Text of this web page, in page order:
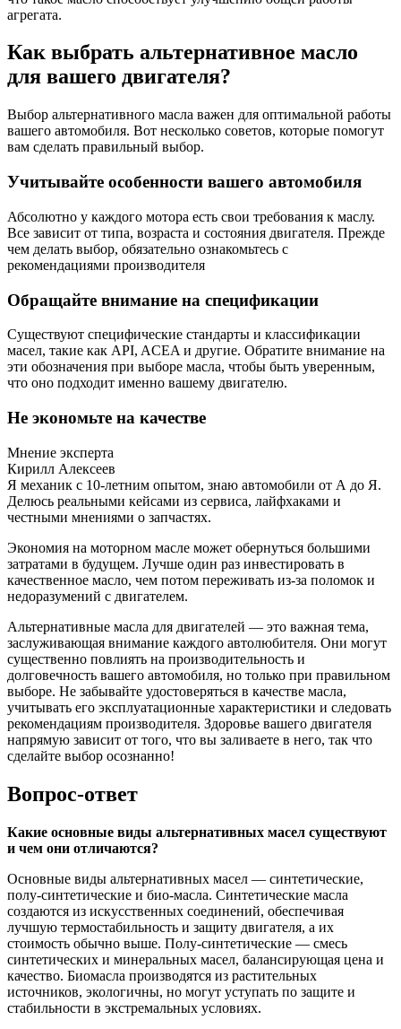
агрегата.
Как выбрать альтернативное масло
для вашего двигателя?
Выбор альтернативного масла важен для оптимальной работы
вашего автомобиля. Вот несколько советов, которые помогут
вам сделать правильный выбор.
Учитывайте особенности вашего автомобиля
Абсолютно у каждого мотора есть свои требования к маслу.
Все зависит от типа, возраста и состояния двигателя. Прежде
чем делать выбор, обязательно ознакомьтесь с
рекомендациями производителя
Обращайте внимание на спецификации
Существуют специфические стандарты и классификации
масел, такие как API, ACEA и другие. Обратите внимание на
эти обозначения при выборе масла, чтобы быть уверенным,
что оно подходит именно вашему двигателю.
Не экономьте на качестве
Мнение эксперта
Кирилл Алексеев
Я механик с 10-летним опытом, знаю автомобили от А до Я.
Делюсь реальными кейсами из сервиса, лайфхаками и
честными мнениями о запчастях.
Экономия на моторном масле может обернуться большими
затратами в будущем. Лучше один раз инвестировать в
качественное масло, чем потом переживать из-за поломок и
недоразумений с двигателем.
Альтернативные масла для двигателей — это важная тема,
заслуживающая внимание каждого автолюбителя. Они могут
существенно повлиять на производительность и
долговечность вашего автомобиля, но только при правильном
выборе. Не забывайте удостоверяться в качестве масла,
учитывать его эксплуатационные характеристики и следовать
рекомендациям производителя. Здоровье вашего двигателя
напрямую зависит от того, что вы заливаете в него, так что
сделайте выбор осознанно!
Вопрос-ответ
Какие основные виды альтернативных масел существуют
и чем они отличаются?
Основные виды альтернативных масел — синтетические,
полу-синтетические и био-масла. Синтетические масла
создаются из искусственных соединений, обеспечивая
лучшую термостабильность и защиту двигателя, а их
стоимость обычно выше. Полу-синтетические — смесь
синтетических и минеральных масел, балансирующая цена и
качество. Биомасла производятся из растительных
источников, экологичны, но могут уступать по защите и
стабильности в экстремальных условиях.